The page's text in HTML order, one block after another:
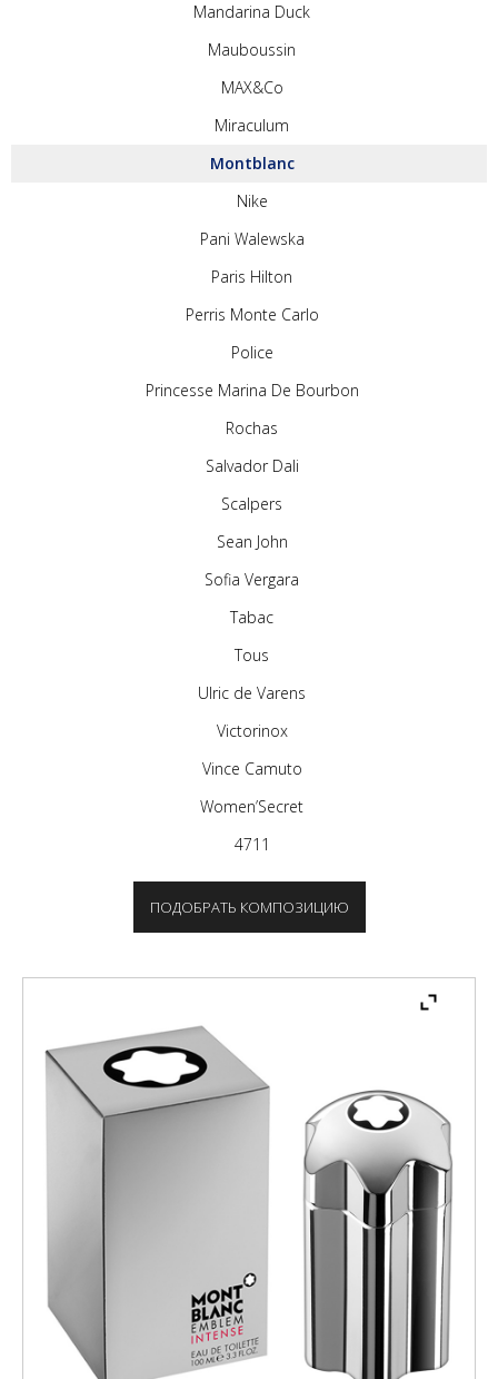
Mandarina Duck
Mauboussin
MAX&Co
Miraculum
Montblanc
Nike
Pani Walewska
Paris Hilton
Perris Monte Carlo
Police
Princesse Marina De Bourbon
Rochas
Salvador Dali
Scalpers
Sean John
Sofia Vergara
Tabac
Tous
Ulric de Varens
Victorinox
Vince Camuto
Women’Secret
4711
ПОДОБРАТЬ КОМПОЗИЦИЮ